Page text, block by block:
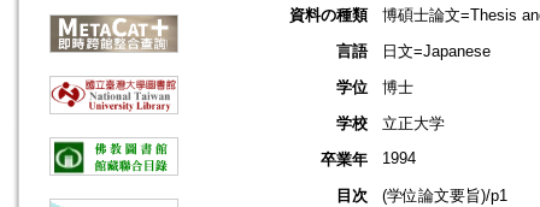
資料の種類
博碩士論文=Thesis
言語
日文=Japanese
学位
博士
学校
立正大学
卒業年
1994
目次
(学位論文要旨)/p1